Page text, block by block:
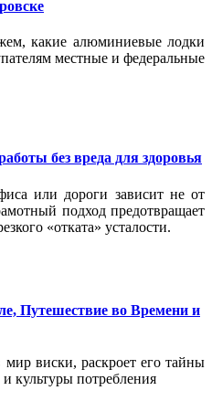
какие алюминиевые лодки
местные и федеральные
без вреда для здоровья
или дороги зависит не от
подход предотвращает
«отката» усталости.
Путешествие во Времени и
мир виски, раскроет его тайны
культуры потребления